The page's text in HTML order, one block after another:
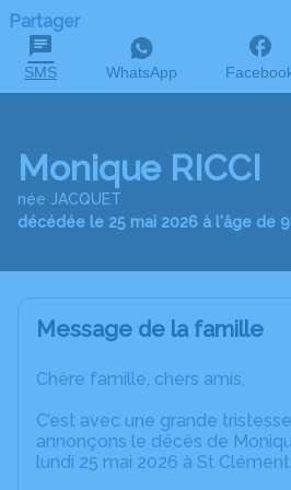
Partager
SMS WhatsApp
Monique RICCI
née JACQUET
décédée le 25 mai 2026 à l'âge de
Message de la famille
Chère famille, chers amis,
C’est avec une grande
annonçons le décès de
lundi 25 mai 2026 à St Clément.